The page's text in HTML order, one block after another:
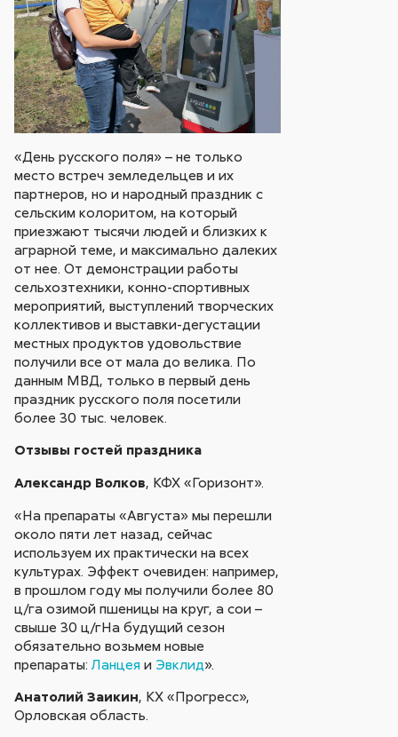
«День русского поля» – не только
место встреч земледельцев и их
партнеров, но и народный праздник с
сельским колоритом, на который
приезжают тысячи людей и близких к
аграрной теме, и максимально далеких
от нее. От демонстрации работы
сельхозтехники, конно-спортивных
мероприятий, выступлений творческих
коллективов и выставки-дегустации
местных продуктов удовольствие
получили все от мала до велика. По
данным МВД, только в первый день
праздник русского поля посетили
более 30 тыс. человек.
Отзывы гостей праздника
Александр Волков, КФХ «Горизонт».
«На препараты «Августа» мы перешли
около пяти лет назад, сейчас
используем их практически на всех
культурах. Эффект очевиден: например,
в прошлом году мы получили более 80
ц/га озимой пшеницы на круг, а сои –
свыше 30 ц/гНа будущий сезон
обязательно возьмем новые
препараты:Ланцея и Эвклид».
Анатолий Заикин, КХ «Прогресс»,
Орловская область.